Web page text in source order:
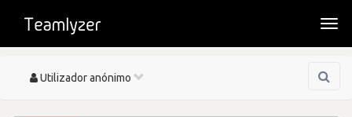
Toggle
Utilizador anónimo